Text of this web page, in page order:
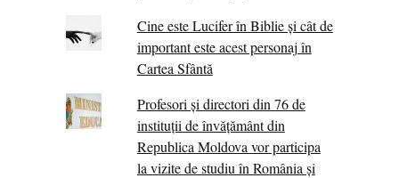
Cine este Lucifer în Biblie și cât de
important este acest personaj în
Cartea Sfântă
Profesori și directori din 76 de
instituții de învățământ din
Republica Moldova vor participa
la vizite de studiu în România și